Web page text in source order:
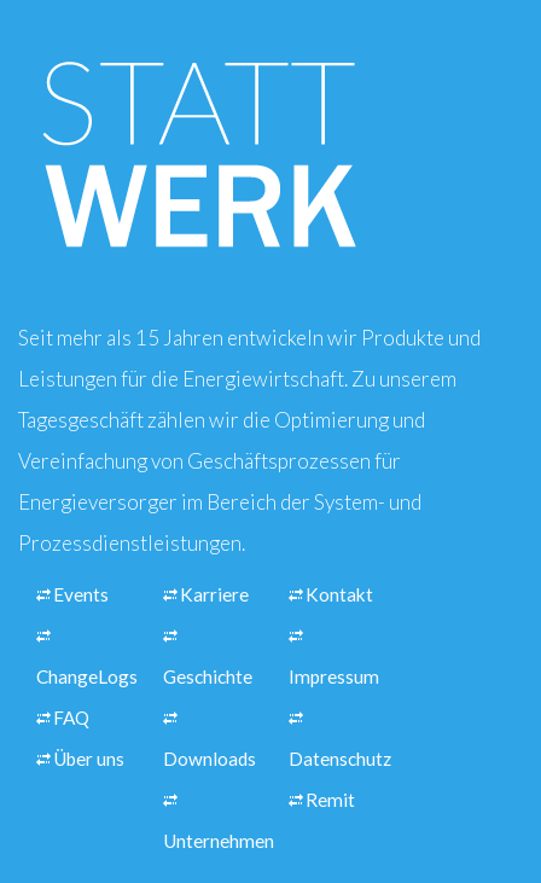
Seit mehr als 15 Jahren entwickeln wir Produkte und
Leistungen für die Energiewirtschaft. Zu unserem
Tagesgeschäft zählen wir die Optimierung und
Vereinfachung von Geschäftsprozessen für
Energieversorger im Bereich der System- und
Prozessdienstleistungen.
Events
ChangeLogs
FAQ
Über uns
Karriere
Geschichte
Downloads
Unternehmen
Kontakt
Impressum
Datenschutz
Remit